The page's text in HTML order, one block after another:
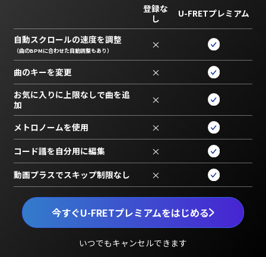
今すぐU-FRETプレミアムをはじめる
いつでもキャンセルできます
登録な
し
U-FRETプレミアム
自動スクロールの速度を調整
（曲のBPMに合わせた自動調整もあり） ×
曲のキーを変更 ×
お気に入りに上限なしで曲を追
加
×
メトロノームを使用 ×
コード譜を自分用に編集 ×
動画プラスでスキップ制限なし ×